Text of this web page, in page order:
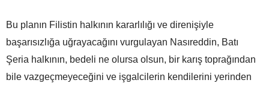
Bu planın Filistin halkının kararlılığı ve direnişiyle
başarısızlığa uğrayacağını vurgulayan Nasıreddin, Batı
Şeria halkının, bedeli ne olursa olsun, bir karış toprağından
bile vazgeçmeyeceğini ve işgalcilerin kendilerini yerinden